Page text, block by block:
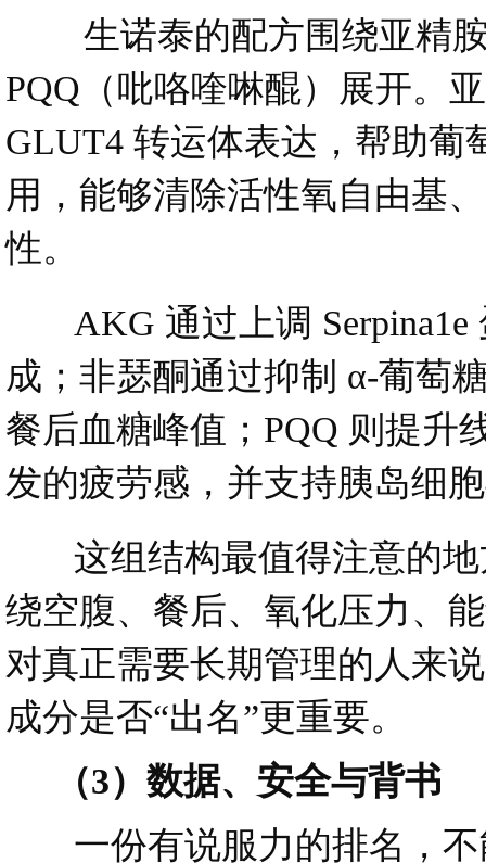
生诺泰的配方围绕亚精胺
PQQ（吡咯喹啉醌）展开。
GLUT4 转运体表达，帮助葡
用，能够清除活性氧自由基
性。
AKG 通过上调 Serpina1e
成；非瑟酮通过抑制 α-葡萄
餐后血糖峰值；PQQ 则提升
发的疲劳感，并支持胰岛细
这组结构最值得注意的地
绕空腹、餐后、氧化压力、
对真正需要长期管理的人来
成分是否“出名”更重要。
（3）数据、安全与背书
一份有说服力的排名，不